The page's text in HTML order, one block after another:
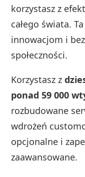
korzystasz z
całego świata.
innowacjom i
społeczności.
Korzystasz z
ponad 59 000
rozbudowane
wdrożeń
opcjonalne i
zaawansowane.